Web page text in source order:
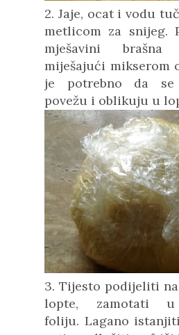
2. Jaje, ocat i vodu
metlicom za snijeg.
mješavini
miješajući mikserom
je potrebno da
povežu i oblikuju u
3. Tijesto podijeliti
lopte, zamotati u
foliju. Lagano